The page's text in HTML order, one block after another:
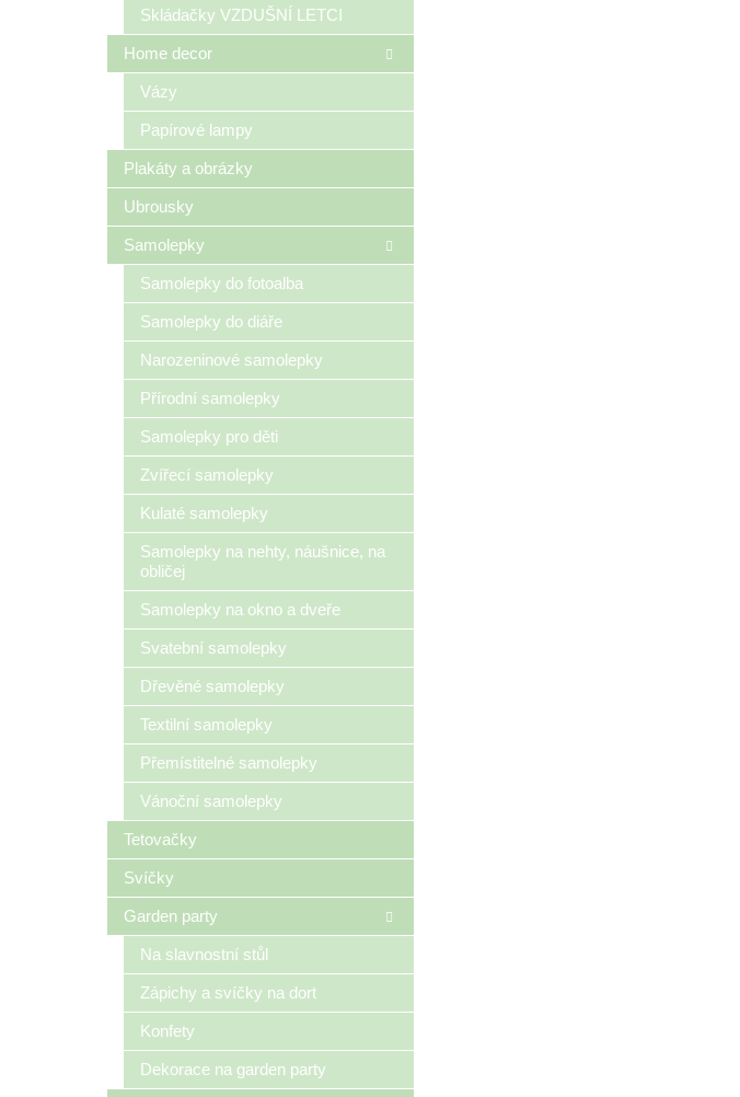
Skládačky VZDUŠNÍ LETCI
Home decor
Vázy
Papírové lampy
Plakáty a obrázky
Ubrousky
Samolepky
Samolepky do fotoalba
Samolepky do diáře
Narozeninové samolepky
Přírodní samolepky
Samolepky pro děti
Zvířecí samolepky
Kulaté samolepky
Samolepky na nehty, náušnice, na
obličej
Samolepky na okno a dveře
Svatební samolepky
Dřevěné samolepky
Textilní samolepky
Přemístitelné samolepky
Vánoční samolepky
Tetovačky
Svíčky
Garden party
Na slavnostní stůl
Zápichy a svíčky na dort
Konfety
Dekorace na garden party